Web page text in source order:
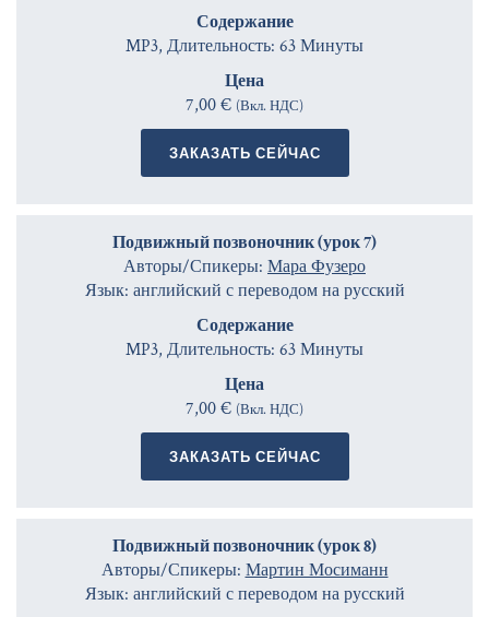
Содержание
MP3, Длительность: 63 Минуты
Цена
7,00 € (Вкл. НДС)
ЗАКАЗАТЬ СЕЙЧАС
Подвижный позвоночник (урок 7)
Авторы/Спикеры: Мара Фузеро
Язык: английский с переводом на русский
Содержание
MP3, Длительность: 63 Минуты
Цена
7,00 € (Вкл. НДС)
ЗАКАЗАТЬ СЕЙЧАС
Подвижный позвоночник (урок 8)
Авторы/Спикеры: Мартин Мосиманн
Язык: английский с переводом на русский